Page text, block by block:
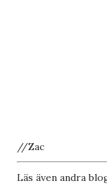
//Zac
Läs även andra